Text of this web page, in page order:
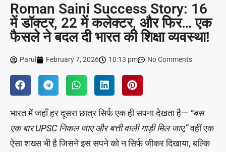
Roman Saini Success Story: 16
में डॉक्टर, 22 में कलेक्टर, और फिर… एक
फैसले ने बदल दी भारत की शिक्षा व्यवस्था!
Parul February 7, 2026 10:13 pm No Comments
भारत में जहाँ हर दूसरा छात्र सिर्फ एक ही सपना देखता है— “बस
एक बार UPSC निकल जाए और बत्ती वाली गाड़ी मिल जाए,”वहीं एक
ऐसा शख्स भी है जिसने इस सपने को न सिर्फ जीकर दिखाया, बल्कि